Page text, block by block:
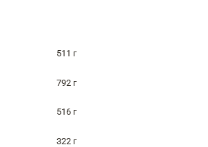
511 г
792 г
516 г
322 г